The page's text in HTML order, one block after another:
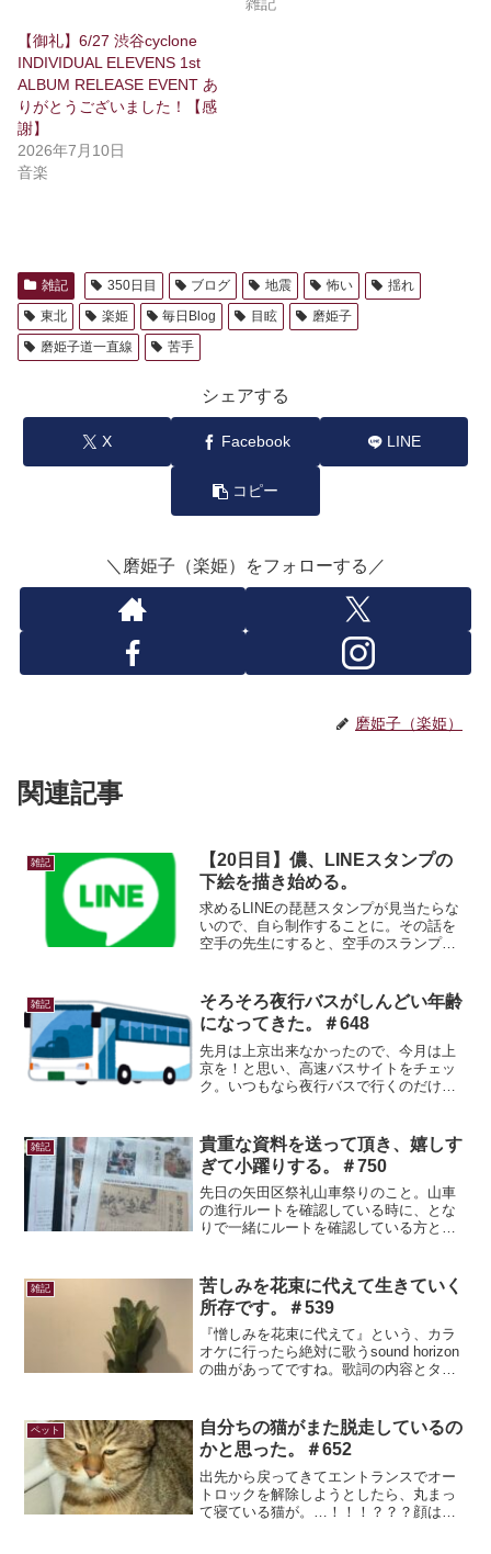
雑記
【御礼】6/27 渋谷cyclone
INDIVIDUAL ELEVENS 1st
ALBUM RELEASE EVENT あ
りがとうございました！【感
謝】
2026年7月10日
音楽
雑記 350日目 ブログ 地震 怖い
揺れ
東北
楽姫 毎日Blog 目眩
磨姫子
磨姫子道一直線
苦手
シェアする
X Facebook LINE
コピー
＼磨姫子（楽姫）をフォローする／
磨姫子（楽姫）
関連記事
雑記
【20日目】儂、LINEスタンプの
下絵を描き始める。
求めるLINEの琵琶スタンプが見当たらな
いので、自ら制作することに。その話を
空手の先生にすると、空手のスランプも
描き。POPや絵を描く仕事をしていたの
で、自分用の下...
雑記
そろそろ夜行バスがしんどい年齢
になってきた。＃648
先月は上京出来なかったので、今月は上
京を！と思い、高速バスサイトをチェッ
ク。いつもなら夜行バスで行くのだけれ
休まっていないまま殺陣教室までの時間
を八重洲か錦糸町で時間を...
雑記
貴重な資料を送って頂き、嬉しす
ぎて小躍りする。＃750
先日の矢田区祭礼山車祭りのこと。山車
の進行ルートを確認している時に、とな
りで一緒にルートを確認している方とお
いろんな知識を教えて下さった。その方
（Tさん）は地域のお祭り...
雑記
苦しみを花束に代えて生きていく
所存です。＃539
『憎しみを花束に代えて』という、カラ
オケに行ったら絶対に歌うsound horizon
の曲があってですね。歌詞の内容とタイ
う。まさに我が身に先月もそういうこと
があったの...
ペット
自分ちの猫がまた脱走しているの
かと思った。＃652
出先から戻ってきてエントランスでオー
トロックを解除しようとしたら、丸まっ
て寝ている猫が。…！！！？？？顔はち